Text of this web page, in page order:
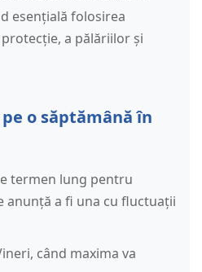
esențială folosirea
a pălăriilor și
o săptămână în
termen lung pentru
anunță a fi una cu fluctuații
când maxima va